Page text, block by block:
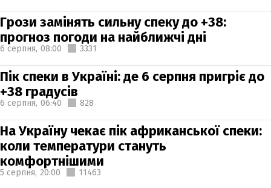
Грози замінять сильну спеку до +38:
прогноз погоди на найближчі дні
6 серпня, 08:00 3331
Пік спеки в Україні: де 6 серпня пригріє до
+38 градусів
6 серпня, 06:40 828
На Україну чекає пік африканської спеки:
коли температури стануть
комфортнішими
5 серпня, 20:00 11463